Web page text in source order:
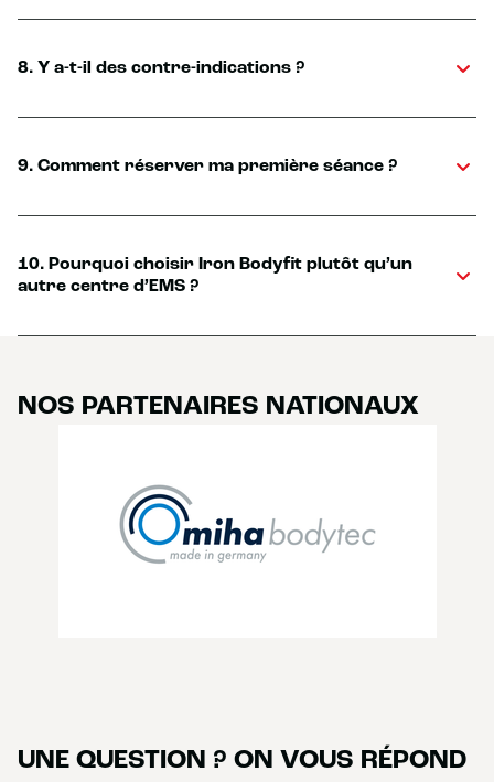
8. Y a-t-il des contre-indications ?
9. Comment réserver ma première séance ?
10. Pourquoi choisir Iron Bodyfit plutôt qu’un
autre centre d’EMS ?
NOS PARTENAIRES NATIONAUX
UNE QUESTION ? ON VOUS RÉPOND